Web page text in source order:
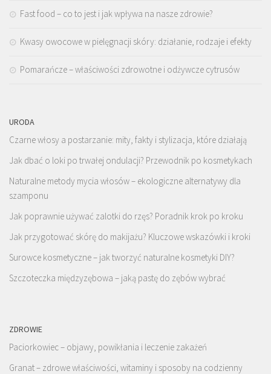
Fast food – co to jest i jak wpływa na nasze zdrowie?
Kwasy owocowe w pielęgnacji skóry: działanie, rodzaje i efekty
Pomarańcze – właściwości zdrowotne i odżywcze cytrusów
URODA
Czarne włosy a postarzanie: mity, fakty i stylizacja, które działają
Jak dbać o loki po trwałej ondulacji? Przewodnik po kosmetykach
Naturalne metody mycia włosów – ekologiczne alternatywy dla
szamponu
Jak poprawnie używać zalotki do rzęs? Poradnik krok po kroku
Jak przygotować skórę do makijażu? Kluczowe wskazówki i kroki
Surowce kosmetyczne – jak tworzyć naturalne kosmetyki DIY?
Szczoteczka międzyzębowa – jaką pastę do zębów wybrać
ZDROWIE
Paciorkowiec – objawy, powikłania i leczenie zakażeń
Granat – zdrowe właściwości, witaminy i sposoby na codzienny